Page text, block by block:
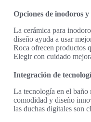
Opciones de inodoros
La cerámica para
diseño ayuda a usar
Roca ofrecen productos
Elegir con cuidado
Integración de
La tecnología en el baño
comodidad y diseño
las duchas digitales son